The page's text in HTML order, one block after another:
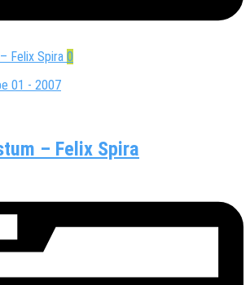
0
01 - 2007
– Felix Spira